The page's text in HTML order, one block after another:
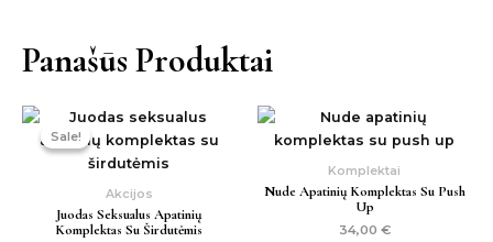
Panašūs Produktai
Sale!
Sale!
Akcijos
Juodas Seksualus Apatinių
Komplektas Su Širdutėmis
Original
price
was:
34,00 €.
Current
price
is:
Komplektai
Nude Apatinių Komplektas Su Push
Up
34,00 €